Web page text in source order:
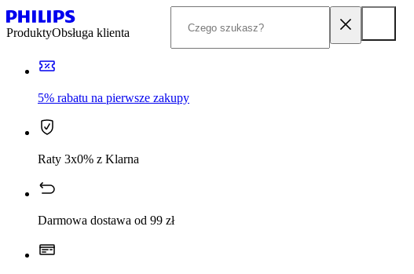
ProduktyObsługa klienta
5% rabatu na pierwsze zakupy
Raty 3x0% z Klarna
Darmowa dostawa od 99 zł